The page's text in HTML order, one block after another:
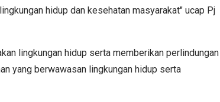
hidup dan kesehatan masyarakat" ucap Pj
lingkungan hidup serta memberikan perlindungan
yang berwawasan lingkungan hidup serta